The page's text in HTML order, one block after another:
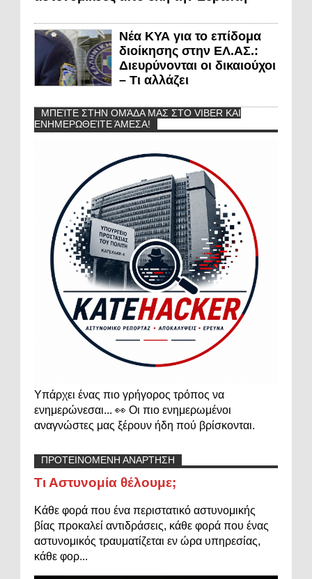
Νέα ΚΥΑ για το επίδομα
διοίκησης στην ΕΛ.ΑΣ.:
Διευρύνονται οι δικαιούχοι
– Τι αλλάζει
ΜΠΕΊΤΕ ΣΤΗΝ ΟΜΆΔΑ ΜΑΣ ΣΤΟ VIBER ΚΑΙ
ΕΝΗΜΕΡΩΘΕΊΤΕ ΆΜΕΣΑ!
Υπάρχει ένας πιο γρήγορος τρόπος να
ενημερώνεσαι... 👀 Οι πιο ενημερωμένοι
αναγνώστες μας ξέρουν ήδη πού βρίσκονται.
ΠΡΟΤΕΙΝΟΜΕΝΗ ΑΝΑΡΤΗΣΗ
Τι Αστυνομία θέλουμε;
Κάθε φορά που ένα περιστατικό αστυνομικής
βίας προκαλεί αντιδράσεις, κάθε φορά που ένας
αστυνομικός τραυματίζεται εν ώρα υπηρεσίας,
κάθε φορ...